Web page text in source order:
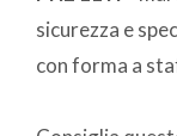
sicurezza e
con forma a